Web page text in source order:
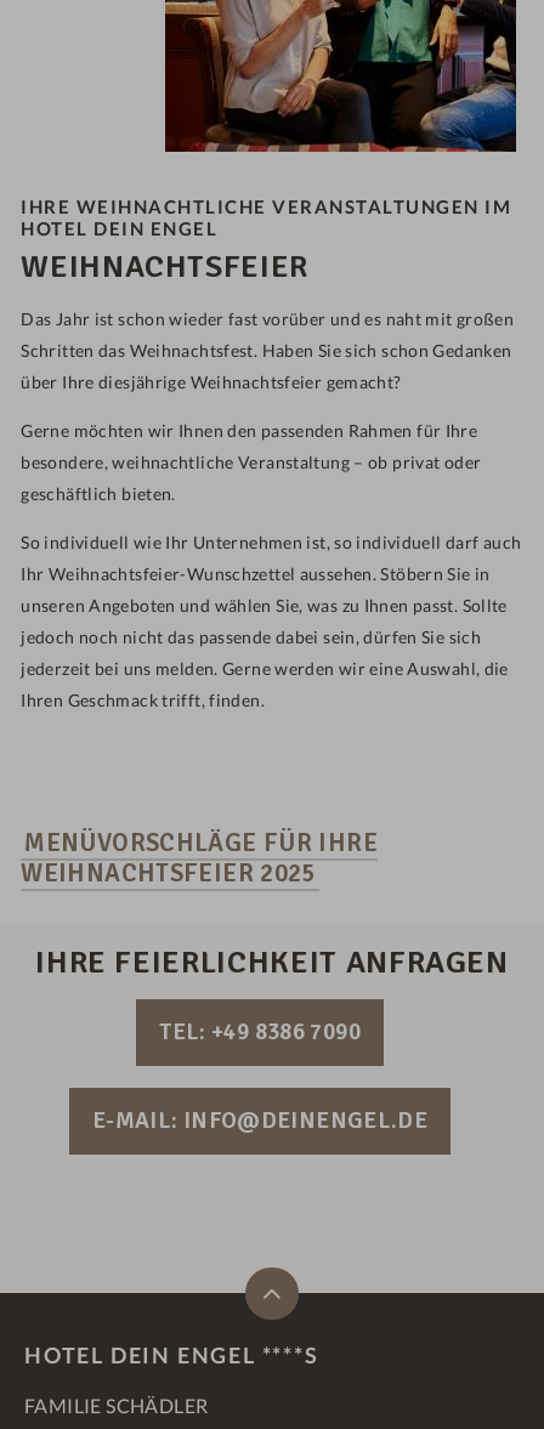
IHRE WEIHNACHTLICHE VERANSTALTUNGEN IM
HOTEL DEIN ENGEL
WEIHNACHTSFEIER
Das Jahr ist schon wieder fast vorüber und es naht mit großen
Schritten das Weihnachtsfest. Haben Sie sich schon Gedanken
über Ihre diesjährige Weihnachtsfeier gemacht?
Gerne möchten wir Ihnen den passenden Rahmen für Ihre
besondere, weihnachtliche Veranstaltung – ob privat oder
geschäftlich bieten.
So individuell wie Ihr Unternehmen ist, so individuell darf auch
Ihr Weihnachtsfeier-Wunschzettel aussehen. Stöbern Sie in
unseren Angeboten und wählen Sie, was zu Ihnen passt. Sollte
jedoch noch nicht das passende dabei sein, dürfen Sie sich
jederzeit bei uns melden. Gerne werden wir eine Auswahl, die
Ihren Geschmack trifft, finden.
MENÜVORSCHLÄGE FÜR IHRE
WEIHNACHTSFEIER 2025
IHRE FEIERLICHKEIT ANFRAGEN
TEL: +49 8386 7090
E-MAIL: INFO@DEINENGEL.DE
HOTEL DEIN ENGEL ****S
FAMILIE SCHÄDLER